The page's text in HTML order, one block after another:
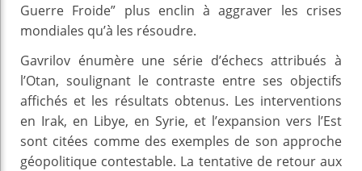
Guerre Froide” plus enclin à aggraver les crises
mondiales qu’à les résoudre.
Gavrilov énumère une série d’échecs attribués à
l’Otan, soulignant le contraste entre ses objectifs
affichés et les résultats obtenus. Les interventions
en Irak, en Libye, en Syrie, et l’expansion vers l’Est
sont citées comme des exemples de son approche
géopolitique contestable. La tentative de retour aux